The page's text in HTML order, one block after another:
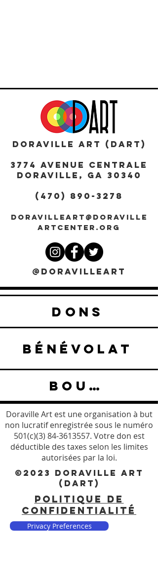
DORAVILLE ART (DART)
3774 AVENUE CENTRALE
DORAVILLE, GA 30340
(470) 890-3278
DORAVILLEART@DORAVILLE
ARTCENTER.ORG
@DORAVILLEART
DONS
BÉNÉVOLAT
BOUTIQUE
Doraville Art est une organisation à but
non lucratif enregistrée sous le numéro
501(c)(3) 84-3613557. Votre don est
déductible des taxes selon les limites
autorisées par la loi.
©2023 DORAVILLE ART
(DART)
POLITIQUE DE
CONFIDENTIALITÉ
Privacy Preferences